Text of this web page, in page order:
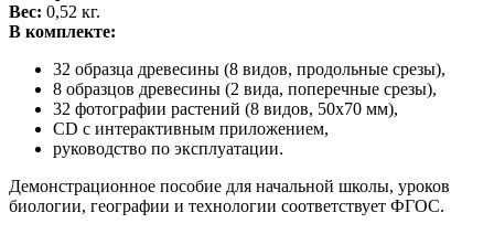
Вес: 0,52 кг.
В комплекте:
32 образца древесины (8 видов, продольные срезы),
8 образцов древесины (2 вида, поперечные срезы),
32 фотографии растений (8 видов, 50х70 мм),
CD c интерактивным приложением,
руководство по эксплуатации.
Демонстрационное пособие для начальной школы, уроков
биологии, географии и технологии соответствует ФГОС.